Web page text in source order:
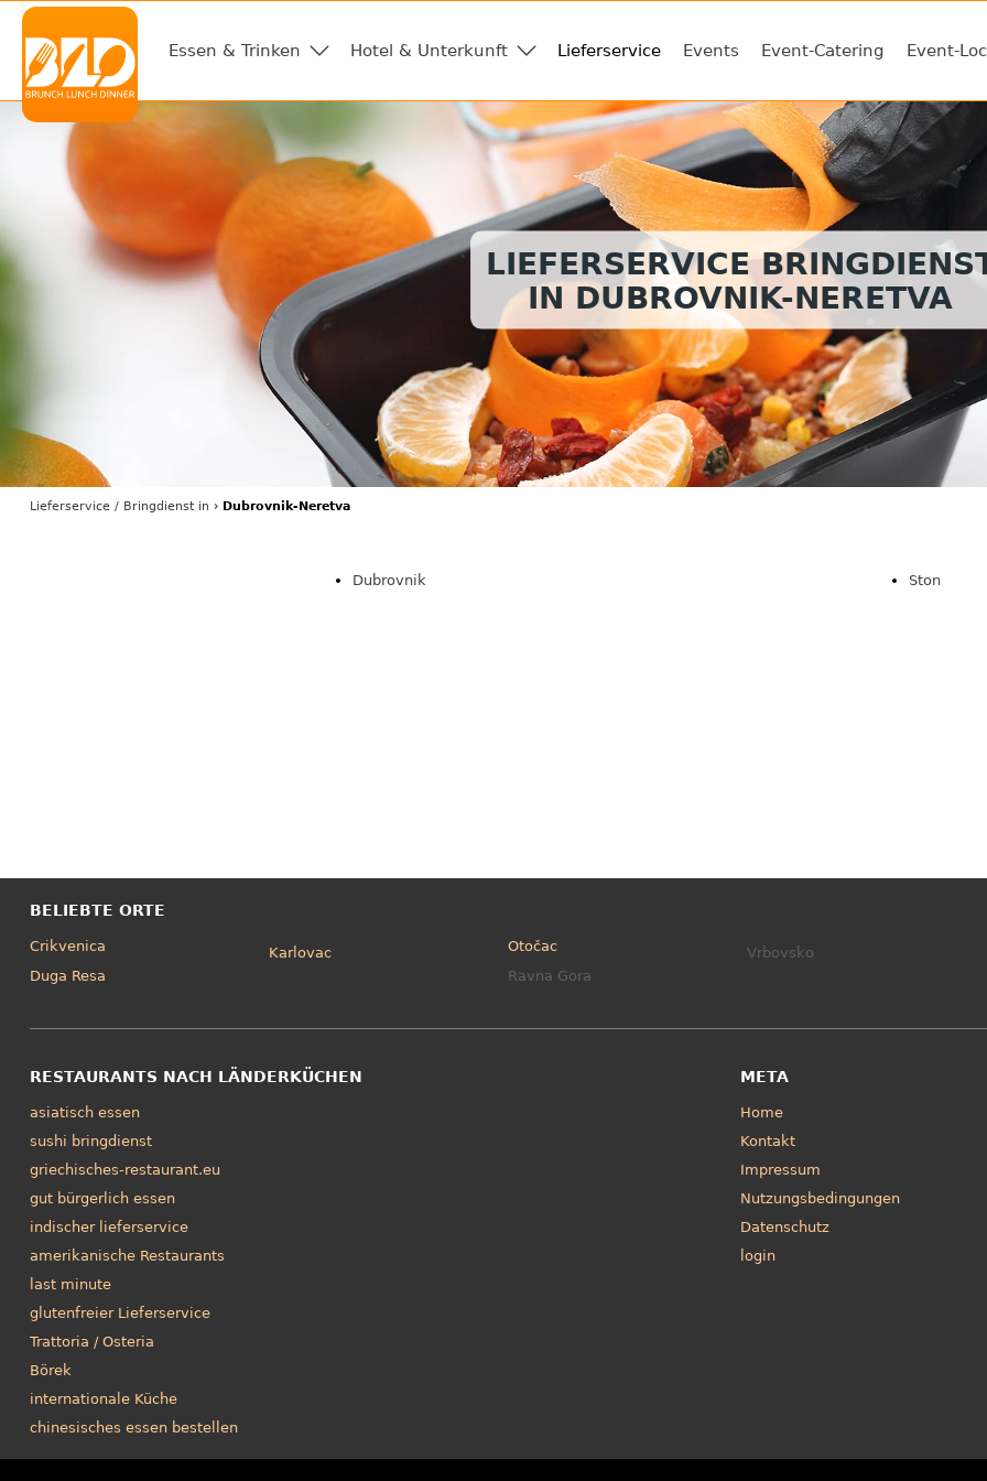
Essen & Trinken Hotel & Unterkunft Lieferservice Events Event-Catering Event-
LIEFERSERVICE
IN DUBROVNIK-NERETVA
Lieferservice / Bringdienstin › Dubrovnik-Neretva
Dubrovnik Ston
BELIEBTE ORTE
Crikvenica
Duga Resa
Karlovac
Otočac
Ravna Gora
Vrbovsko
RESTAURANTS NACH LÄNDERKÜCHEN
asiatisch essen
sushi bringdienst
griechisches-restaurant.eu
gut bürgerlich essen
indischer lieferservice
amerikanische Restaurants
last minute
glutenfreier Lieferservice
Trattoria / Osteria
Börek
internationale Küche
chinesisches essen bestellen
META
Home
Kontakt
Impressum
Nutzungsbedingungen
Datenschutz
login